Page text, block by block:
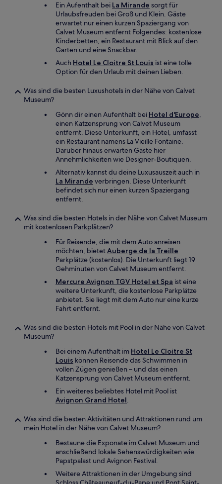
Ein Aufenthalt bei La Mirande sorgt für
Urlaubsfreuden bei Groß und Klein. Gäste
erwartet nur einen kurzen Spaziergang von
Calvet Museum entfernt Folgendes: kostenlose
Kinderbetten, ein Restaurant mit Blick auf den
Garten und eine Snackbar.
Auch Hotel Le Cloitre St Louis ist eine tolle
Option für den Urlaub mit deinen Lieben.
Was sind die besten Luxushotels in der Nähe von Calvet
Museum?
Gönn dir einen Aufenthalt bei Hotel d'Europe,
einen Katzensprung von Calvet Museum
entfernt. Diese Unterkunft, ein Hotel, umfasst
ein Restaurant namens La Vieille Fontaine.
Darüber hinaus erwarten Gäste hier
Annehmlichkeiten wie Designer-Boutiquen.
Alternativ kannst du deine Luxusauszeit auch in
La Mirande verbringen. Diese Unterkunft
befindet sich nur einen kurzen Spaziergang
entfernt.
Was sind die besten Hotels in der Nähe von Calvet Museum
mit kostenlosen Parkplätzen?
Für Reisende, die mit dem Auto anreisen
möchten, bietetAuberge de la Treille
Parkplätze (kostenlos). Die Unterkunft liegt 19
Gehminuten von Calvet Museum entfernt.
Mercure Avignon TGV Hotel et Spa ist eine
weitere Unterkunft, die kostenlose Parkplätze
anbietet. Sie liegt mit dem Auto nur eine kurze
Fahrt entfernt.
Was sind die besten Hotels mit Pool in der Nähe von Calvet
Museum?
Bei einem Aufenthalt im Hotel Le Cloitre St
Louis können Reisende das Schwimmen in
vollen Zügen genießen – und das einen
Katzensprung von Calvet Museum entfernt.
Ein weiteres beliebtes Hotel mit Pool ist
Avignon Grand Hotel.
Was sind die besten Aktivitäten und Attraktionen rund um
mein Hotel in der Nähe von Calvet Museum?
Bestaune die Exponate im Calvet Museum und
anschließend lokale Sehenswürdigkeiten wie
Papstpalast und Avignon Festival.
Weitere Attraktionen in der Umgebung sind